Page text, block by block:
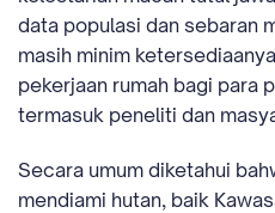
data populasi dan sebaran
masih minim
pekerjaan rumah bagi para
termasuk peneliti dan
Secara umum diketahui
mendiami hutan, baik